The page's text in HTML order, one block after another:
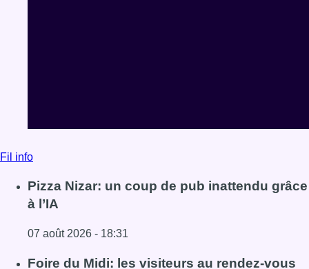
Fil info
Pizza Nizar: un coup de pub inattendu grâce
à l’IA
07 août 2026 - 18:31
Lire l'article Pizza Nizar: un coup de pub inattendu grâce
Foire du Midi: les visiteurs au rendez-vous